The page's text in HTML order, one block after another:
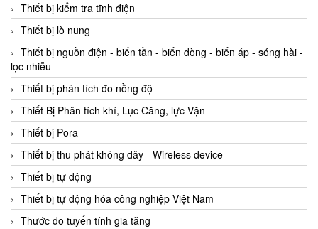
Thiết bị kiểm tra tĩnh điện
Thiết bị lò nung
Thiết bị nguồn điện - biến tần - biến dòng - biến áp - sóng hài -
lọc nhiễu
Thiết bị phân tích đo nồng độ
Thiết Bị Phân tích khí, Lục Căng, lực Vặn
Thiết bị Pora
Thiết bị thu phát không dây - Wireless device
Thiết bị tự động
Thiết bị tự động hóa công nghiệp Việt Nam
Thước đo tuyến tính gia tăng